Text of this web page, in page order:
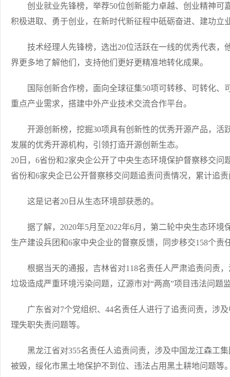
创业就业先锋榜，举荐50位创新能力卓越、创业精神可
积极进取、勇于创业，在新时代新征程中砥砺奋进、建功立
技术经理人先锋榜，选出20位活跃在一线的优秀代表，
界更多地了解他们，支持他们更好更精准地转化成果。
国际创新合作榜，面向全球征集50项可转移、可转化、
重点产业需求，搭建中外产业技术交流合作平台。
开源创新榜，挖掘30项具有创新性的优秀开源产品，活
发展的优秀开源机构，引领打造开源创新生态。
20日，6省份和2家央企公开了中央生态环境保护督察移交
省份和6家央企已公开督察移交问题追责问责情况，累计追责
这是记者20日从生态环境部获悉的。
据了解，2020年5月至2022年6月，第二轮中央生态环境
生产建设兵团和6家中央企业的督察反馈，同步移交158个责
根据当天的通报，吉林省对118名责任人严肃追责问责，
垃圾造成严重环境污染问题，辽源市对“两高”项目违法问题
广东省对7个党组织、44名责任人进行了追责问责，涉及
理失职失责问题等。
黑龙江省对355名责任人追责问责，涉及中国龙江森工集
被毁，绥化市黑土地保护不到位、违法占用黑土耕地问题等